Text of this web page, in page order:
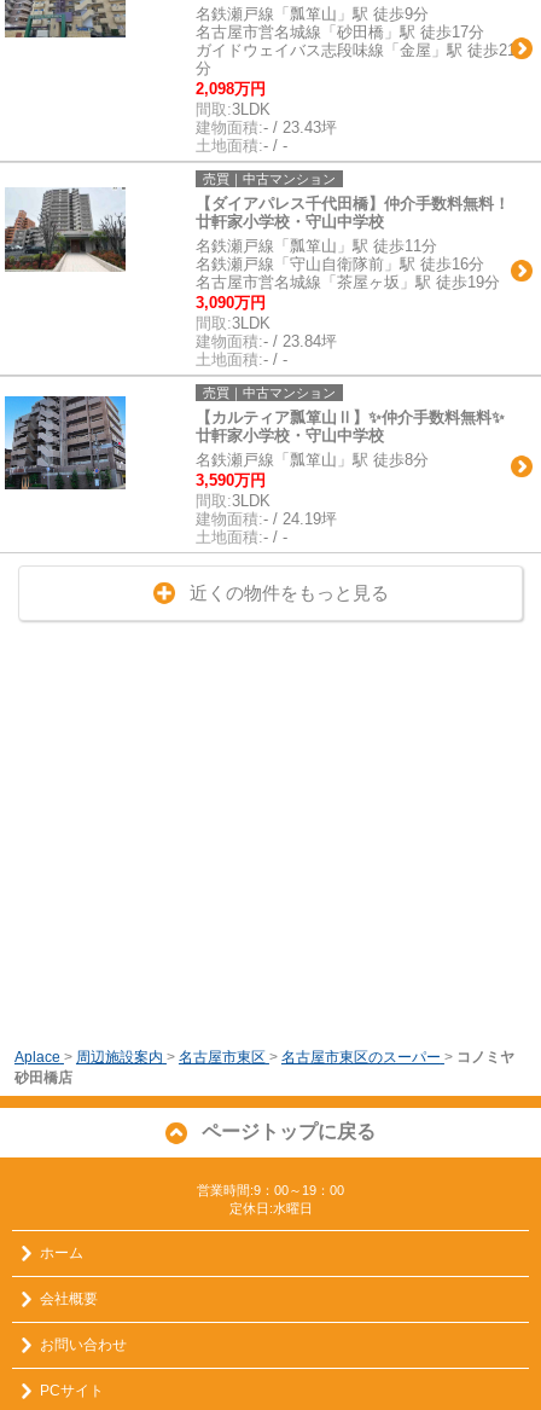
名鉄瀬戸線「瓢箪山」駅 徒歩9分
名古屋市営名城線「砂田橋」駅 徒歩17分
ガイドウェイバス志段味線「金屋」駅 徒歩21
分
2,098万円
間取:3LDK
建物面積:- / 23.43坪
土地面積:- / -
売買｜中古マンション
【ダイアパレス千代田橋】仲介手数料無料！
廿軒家小学校・守山中学校
名鉄瀬戸線「瓢箪山」駅 徒歩11分
名鉄瀬戸線「守山自衛隊前」駅 徒歩16分
名古屋市営名城線「茶屋ヶ坂」駅 徒歩19分
3,090万円
間取:3LDK
建物面積:- / 23.84坪
土地面積:- / -
売買｜中古マンション
【カルティア瓢箪山Ⅱ】✨️仲介手数料無料✨️
廿軒家小学校・守山中学校
名鉄瀬戸線「瓢箪山」駅 徒歩8分
3,590万円
間取:3LDK
建物面積:- / 24.19坪
土地面積:- / -
近くの物件をもっと見る
Aplace > 周辺施設案内 > 名古屋市東区 > 名古屋市東区のスーパー > コノミヤ
砂田橋店
ページトップに戻る
営業時間:9：00～19：00
定休日:水曜日
ホーム
会社概要
お問い合わせ
PCサイト